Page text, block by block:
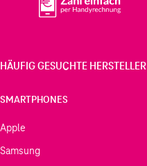
HÄUFIG GESUCHTE HERSTELLER
SMARTPHONES
Apple
Samsung